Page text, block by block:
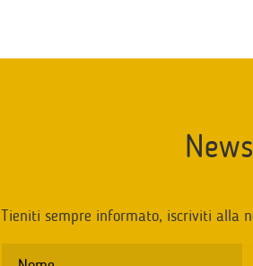
Tieniti sempre informato, iscriviti alla